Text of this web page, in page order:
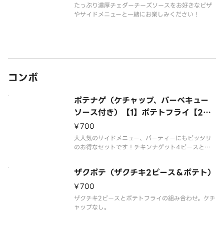
たっぷり濃厚チェダーチーズソースをお好きなピザ
やサイドメニューと一緒にお楽しみください！
コンボ
ポテナゲ（ケチャップ、バーベキュー
ソース付き）【1】ポテトフライ【2】
チキンナゲット4ピース
¥700
大人気のサイドメニュー、パーティーにもピッタリ
のお得なセットです！チキンナゲット4ピースとポ
ザクポテ（ザクチキ2ピース＆ポテト）
¥700
ザクチキ2ピースとポテトフライの組み合わせ。ケチ
ャップなし。